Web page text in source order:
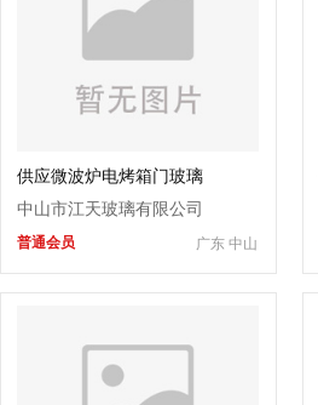
供应微波炉电烤箱门玻璃
中山市江天玻璃有限公司
广东 中山
普通会员